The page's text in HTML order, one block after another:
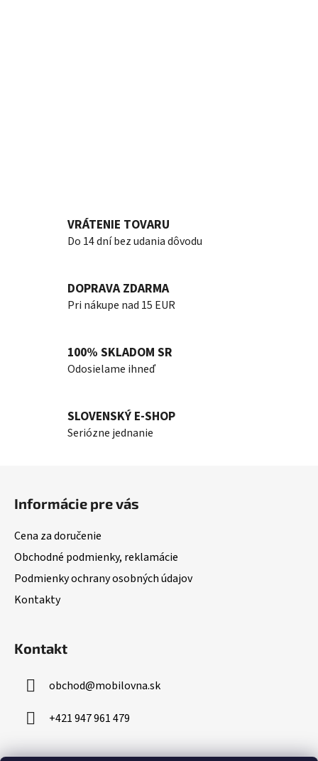
VRÁTENIE TOVARU
Do 14 dní bez udania dôvodu
DOPRAVA ZDARMA
Pri nákupe nad 15 EUR
100% SKLADOM SR
Odosielame ihneď
SLOVENSKÝ E-SHOP
Seriózne jednanie
Informácie pre vás
Cena za doručenie
Obchodné podmienky, reklamácie
Podmienky ochrany osobných údajov
Kontakty
Kontakt
obchod@mobilovna.sk
+421 947 961 479